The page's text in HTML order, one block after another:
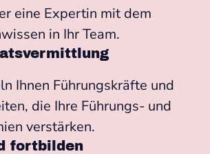
eine Expertin mit dem
in Ihr Team.
Ihnen Führungskräfte und
die Ihre Führungs- und
verstärken.
fortbilden